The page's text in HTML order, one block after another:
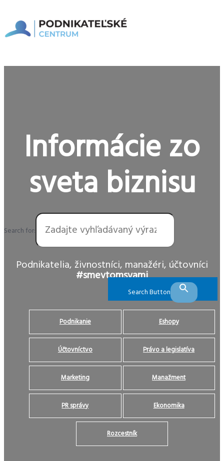
obsah
Menu
Informácie zo
sveta biznisu
Search for:
Search Button
Podnikatelia, živnostníci, manažéri, účtovníci
#smevtomsvami
Podnikanie Eshopy
Účtovníctvo Právo a legislatíva
Marketing Manažment
PR správy Ekonomika
Rozcestník